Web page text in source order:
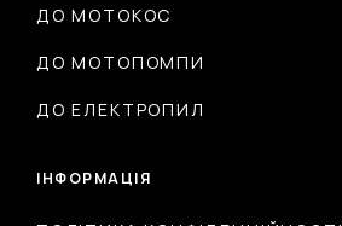
ДО МОТОКОС
ДО МОТОПОМПИ
ДО ЕЛЕКТРОПИЛ
ІНФОРМАЦІЯ